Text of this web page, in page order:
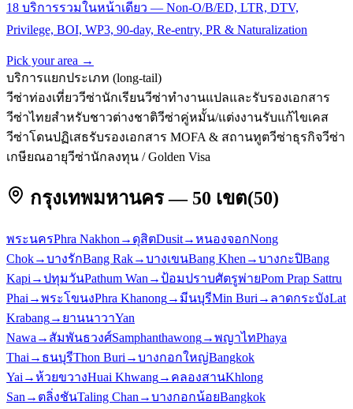
18 บริการรวมในหน้าเดียว — Non-O/B/ED, LTR, DTV,
Privilege, BOI, WP3, 90-day, Re-entry, PR & Naturalization
Pick your area →
บริการแยกประเภท (long-tail)
วีซ่าท่องเที่ยววีซ่านักเรียนวีซ่าทำงานแปลและรับรองเอกสาร
วีซ่าไทยสำหรับชาวต่างชาติวีซ่าคู่หมั้น/แต่งงานรับแก้ไขเคส
วีซ่าโดนปฏิเสธรับรองเอกสาร MOFA & สถานทูตวีซ่าธุรกิจวีซ่า
เกษียณอายุวีซ่านักลงทุน / Golden Visa
กรุงเทพมหานคร — 50 เขต(50)
พระนครPhra Nakhon → ดุสิตDusit→หนองจอกNong
Chok→บางรักBang Rak→บางเขนBang Khen →บางกะปิBang
Kapi →ปทุมวันPathum Wan →ป้อมปราบศัตรูพ่ายPom Prap Sattru
Phai →พระโขนงPhra Khanong→ มีนบุรีMin Buri → ลาดกระบังLat
Krabang→ ยานนาวาYan
Nawa → สัมพันธวงศ์Samphanthawong→พญาไทPhaya
Thai → ธนบุรีThon Buri →บางกอกใหญ่Bangkok
Yai →ห้วยขวางHuai Khwang→ คลองสานKhlong
San → ตลิ่งชันTaling Chan →บางกอกน้อยBangkok